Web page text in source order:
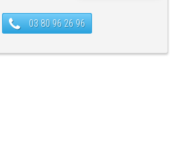
03 80 96 26 96